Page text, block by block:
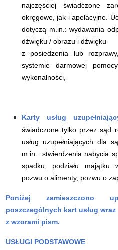
najczęściej świadczone
okręgowe, jak i apelacyjne.
dotyczą m.in.: wydawania
dźwięku / obrazu i dźwięku
z posiedzenia lub
systemie darmowej
wykonalności,
Karty usług
świadczone tylko przez sąd
usług uzupełniających dla
m.in.: stwierdzenia nabycia
spadku, podziału majątku
pozwu o alimenty, pozwu o
Poniżej zamieszczono
poszczególnych kart usług wraz
z wzorami pism.
USŁUGI PODSTAWOWE